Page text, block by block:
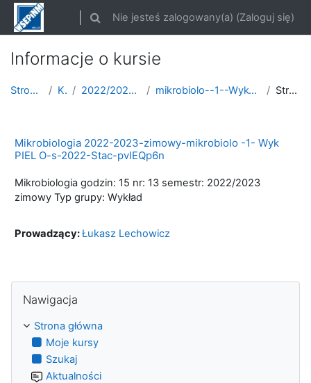
Przejdź do głównej zawartości
Przełącznik wyszukiwarki
Nie jesteś zalogowany(a) (Zaloguj się)
Informacje o kursie
Strona główna Kursy 2022/2023 semestr zimowy mikrobiolo--1--Wyk-P-ROK-2022-2023-zimowy Streszczenie
Mikrobiologia 2022-2023-zimowy-mikrobiolo -1- Wyk
PIEL O-s-2022-Stac-pvlEQp6n
Mikrobiologia godzin: 15 nr: 13 semestr: 2022/2023
zimowy Typ grupy: Wykład
Prowadzący:Łukasz Lechowicz
Nawigacja
Strona główna
Moje kursy
Szukaj
Aktualności